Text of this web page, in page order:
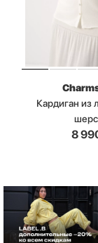
Кардиган из
8